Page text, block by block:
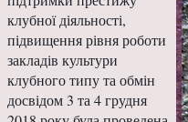
клубної діяльності,
підвищення рівня роботи
закладів культури
клубного типу та обмін
досвідом 3 та 4 грудня